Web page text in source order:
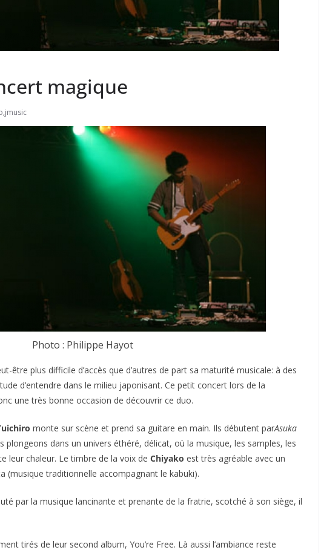
magique
,jmusic
Photo : Philippe Hayot
être plus difficile d’accès que d’autres de part sa maturité musicale: à des
d’entendre dans le milieu japonisant. Ce petit concert lors de la
une très bonne occasion de découvrir ce duo.
monte sur scène et prend sa guitare en main. Ils débutent parAsuka
dans un univers éthéré, délicat, où la musique, les samples, les
leur chaleur. Le timbre de la voix de Chiyako est très agréable avec un
(musique traditionnelle accompagnant le kabuki).
par la musique lancinante et prenante de la fratrie, scotché à son siège, il
tirés de leur second album, You’re Free. Là aussi l’ambiance reste